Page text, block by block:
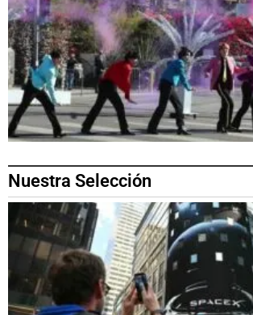
Nuestra Selección